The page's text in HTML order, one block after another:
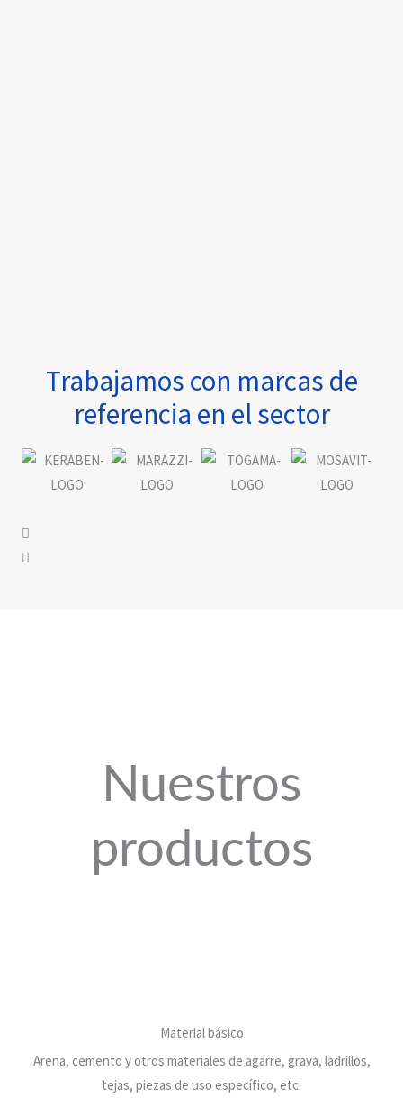
Trabajamos con marcas de
referencia en el sector
Nuestros
productos
Material básico
Arena, cemento y otros materiales de agarre, grava, ladrillos,
tejas, piezas de uso específico, etc.